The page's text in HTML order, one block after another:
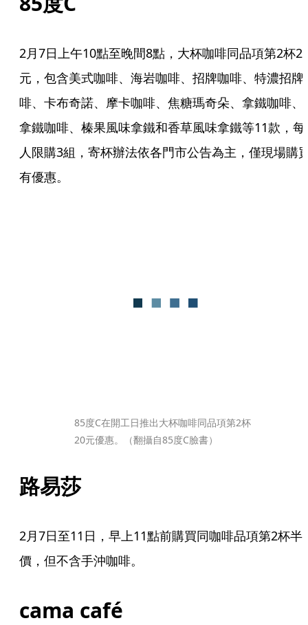
2月7日上午10點至晚間8點，大杯咖啡同品項第2杯
元，包含美式咖啡、海岩咖啡、招牌咖啡、特濃招牌
啡、卡布奇諾、摩卡咖啡、焦糖瑪奇朵、拿鐵咖啡、
拿鐵咖啡、榛果風味拿鐵和香草風味拿鐵等11款，每
人限購3組，寄杯辦法依各門市公告為主，僅現場購
有優惠。
85度C在開工日推出大杯咖啡同品項第2杯
20元優惠。（翻攝自85度C臉書）
路易莎
2月7日至11日，早上11點前購買同咖啡品項第2杯半
價，但不含手沖咖啡。
cama café